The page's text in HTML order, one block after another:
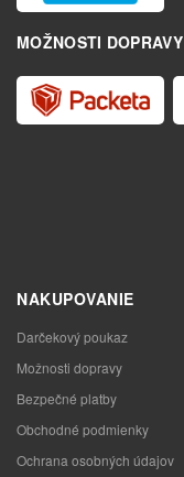
MOŽNOSTI DOPRAVY
NAKUPOVANIE
Darčekový poukaz
Možnosti dopravy
Bezpečné platby
Obchodné podmienky
Ochrana osobných údajov